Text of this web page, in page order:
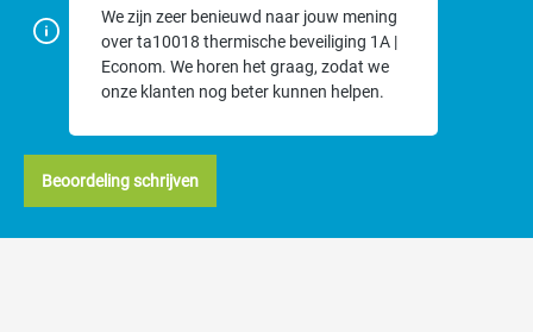
We zijn zeer benieuwd naar jouw mening
over ta10018 thermische beveiliging 1A |
Econom. We horen het graag, zodat we
onze klanten nog beter kunnen helpen.
Beoordeling schrijven